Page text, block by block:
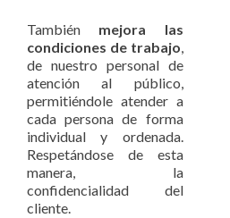
También mejora las
condiciones de trabajo,
de nuestro personal de
atención al público,
permitiéndole atender a
cada persona de forma
individual y ordenada.
Respetándose de esta
manera, la
confidencialidad del
cliente.